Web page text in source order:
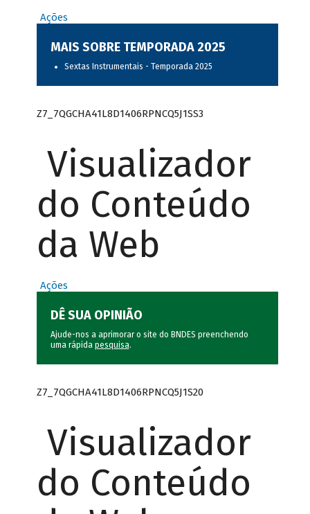
Ações
MAIS SOBRE TEMPORADA 2025
Sextas Instrumentais - Temporada 2025
Z7_7QGCHA41L8D1406RPNCQ5J1SS3
Visualizador
do Conteúdo
da Web
Ações
DÊ SUA OPINIÃO
Ajude-nos a aprimorar o site do BNDES preenchendo
uma rápida pesquisa.
Z7_7QGCHA41L8D1406RPNCQ5J1S20
Visualizador
do Conteúdo